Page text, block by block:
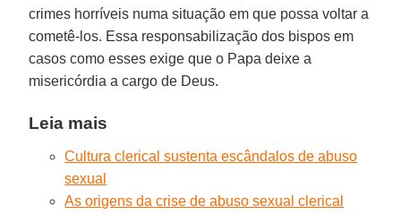
crimes horríveis numa situação em que possa voltar a
cometê-los. Essa responsabilização dos bispos em
casos como esses exige que o Papa deixe a
misericórdia a cargo de Deus.
Leia mais
Cultura clerical sustenta escândalos de abuso
sexual
As origens da crise de abuso sexual clerical